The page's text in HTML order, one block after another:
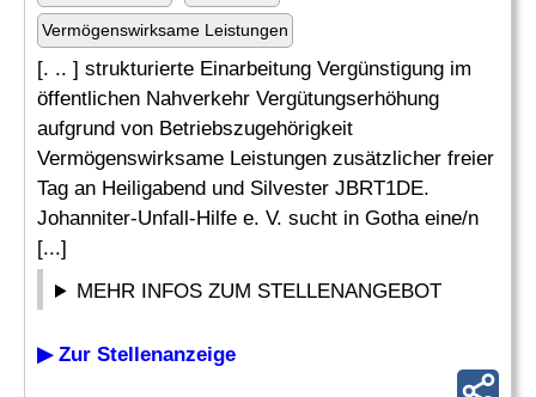
Vermögenswirksame Leistungen
[. .. ] strukturierte Einarbeitung Vergünstigung im
öffentlichen Nahverkehr Vergütungserhöhung
aufgrund von Betriebszugehörigkeit
Vermögenswirksame Leistungen zusätzlicher freier
Tag an Heiligabend und Silvester JBRT1DE.
Johanniter-Unfall-Hilfe e. V. sucht in Gotha eine/n
[...]
MEHR INFOS ZUM STELLENANGEBOT
▶ Zur Stellenanzeige